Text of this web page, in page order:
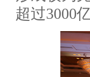
超过3000